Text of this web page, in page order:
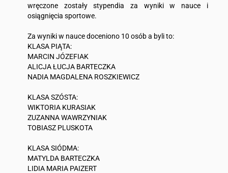
wręczone zostały stypendia za wyniki w nauce i
osiągnięcia sportowe.
Za wyniki w nauce doceniono 10 osób a byli to:
KLASA PIĄTA:
MARCIN JÓZEFIAK
ALICJA ŁUCJA BARTECZKA
NADIA MAGDALENA ROSZKIEWICZ
KLASA SZÓSTA:
WIKTORIA KURASIAK
ZUZANNA WAWRZYNIAK
TOBIASZ PLUSKOTA
KLASA SIÓDMA:
MATYLDA BARTECZKA
LIDIA MARIA PAIZERT